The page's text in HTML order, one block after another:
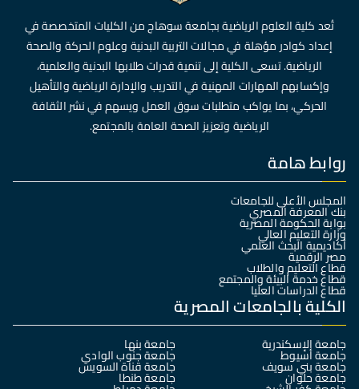
تُعد كلية العلوم الرياضية بجامعة سوهاج من الكليات المتخصصة في
إعداد كوادر مؤهلة في مجالات التربية البدنية وعلوم الحركة والصحة
الرياضية. تسعى الكلية إلى تنمية قدرات طلابها البدنية والعلمية،
وإكسابهم المهارات المهنية في التدريب والإدارة الرياضية والتأهيل
الحركي، بما يواكب متطلبات سوق العمل ويسهم في نشر الثقافة
الرياضية وتعزيز الصحة العامة بالمجتمع.
روابط هامة
المجلس الأعلى للجامعات
بنك المعرفة المصري
بوابة الحكومة المصرية
وزارة التعليم العالي
أكاديمية البحث العلمي
مصر الرقمية
قطاع التعليم والطلاب
قطاع خدمة البيئة والمجتمع
قطاع الدراسات العليا
الكلية بالجامعات المصرية
جامعة الإسكندرية
جامعة أسيوط
جامعة بني سويف
جامعة حلوان
جامعة بنها
جامعة جنوب الوادي
جامعة قناة السويس
جامعة طنطا